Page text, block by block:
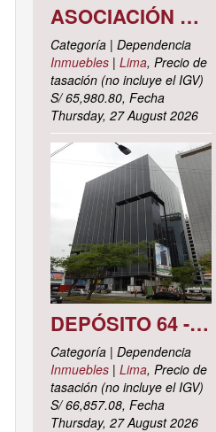
ASOCIACIÓN DE VIVIENDA LOS CACTUS MZ. C LOTE 9, DISTRITO DE PACHACAMAC, PROVINCIA Y DEPARTAMENTO DE LIMA
Categoría | Dependencia
Inmuebles| Lima, Precio de
tasación (no incluye el IGV)
S/ 65,980.80, Fecha
Thursday, 27 August 2026
DEPÓSITO 64 - SÓTANO 7 AVENIDA CIRCUNVALACIÓN DEL CLUB GOLF LOS INCAS N° 152 URBANIZACIÓN LOTIZACIÓN CLUB GOLF LOS INCAS DISTRITO SANTIAGO DE SURCO, PROVINCIA Y DEPARTAMENTO DE LIMA
Categoría | Dependencia
Inmuebles| Lima, Precio de
tasación (no incluye el IGV)
S/ 66,857.08, Fecha
Thursday, 27 August 2026